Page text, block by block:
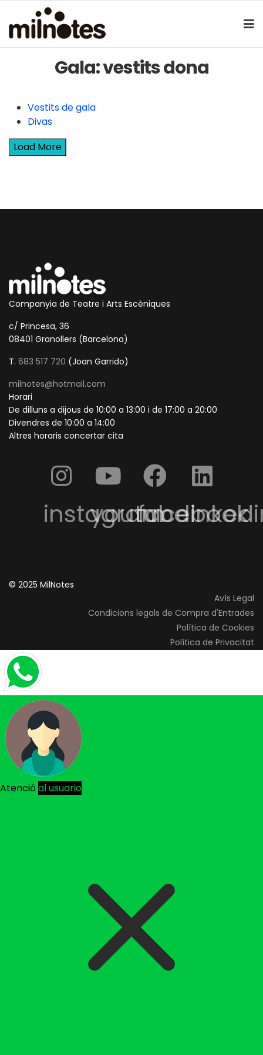
Gala: vestits dona
Vestits de gala
Divas
Load More
Companyia de Teatre i Arts Escèniques
c/ Princesa, 36
08401 Granollers (Barcelona)
T. 683 517 720 (Joan Garrido)
milnotes@hotmail.com
Horari
De dilluns a dijous de 10:00 a 13:00 i de 17:00 a 20:00
Divendres de 10:00 a 14:00
Altres horaris concertar cita
instagram
youtube
facebook
© 2025 MilNotes
Avís Legal
Condicions legals de Compra d'Entrades
Política de Cookies
Política de Privacitat
Atenció al usuario